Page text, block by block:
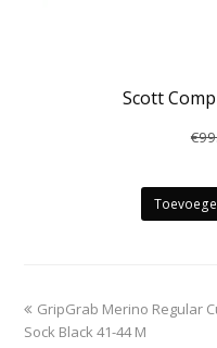
Scott
€
previous
post:
GripGrab Merino Regular
Sock Black 41-44 M